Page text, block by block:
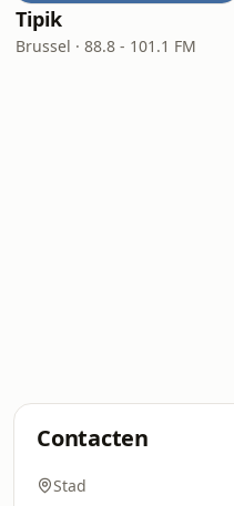
Tipik
Brussel · 88.8 - 101.1 FM
Contacten
Stad